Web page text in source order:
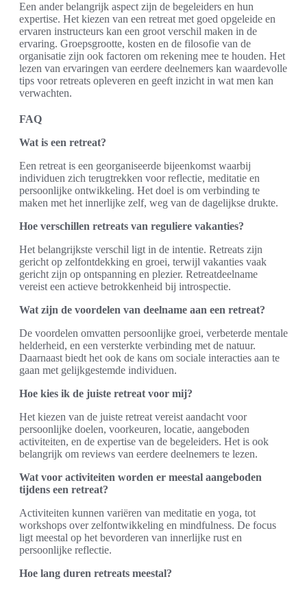
Een ander belangrijk aspect zijn de begeleiders en hun
expertise. Het kiezen van een retreat met goed opgeleide en
ervaren instructeurs kan een groot verschil maken in de
ervaring. Groepsgrootte, kosten en de filosofie van de
organisatie zijn ook factoren om rekening mee te houden. Het
lezen van ervaringen van eerdere deelnemers kan waardevolle
tips voor retreats opleveren en geeft inzicht in wat men kan
verwachten.
FAQ
Wat is een retreat?
Een retreat is een georganiseerde bijeenkomst waarbij
individuen zich terugtrekken voor reflectie, meditatie en
persoonlijke ontwikkeling. Het doel is om verbinding te
maken met het innerlijke zelf, weg van de dagelijkse drukte.
Hoe verschillen retreats van reguliere vakanties?
Het belangrijkste verschil ligt in de intentie. Retreats zijn
gericht op zelfontdekking en groei, terwijl vakanties vaak
gericht zijn op ontspanning en plezier. Retreatdeelname
vereist een actieve betrokkenheid bij introspectie.
Wat zijn de voordelen van deelname aan een retreat?
De voordelen omvatten persoonlijke groei, verbeterde mentale
helderheid, en een versterkte verbinding met de natuur.
Daarnaast biedt het ook de kans om sociale interacties aan te
gaan met gelijkgestemde individuen.
Hoe kies ik de juiste retreat voor mij?
Het kiezen van de juiste retreat vereist aandacht voor
persoonlijke doelen, voorkeuren, locatie, aangeboden
activiteiten, en de expertise van de begeleiders. Het is ook
belangrijk om reviews van eerdere deelnemers te lezen.
Wat voor activiteiten worden er meestal aangeboden
tijdens een retreat?
Activiteiten kunnen variëren van meditatie en yoga, tot
workshops over zelfontwikkeling en mindfulness. De focus
ligt meestal op het bevorderen van innerlijke rust en
persoonlijke reflectie.
Hoe lang duren retreats meestal?